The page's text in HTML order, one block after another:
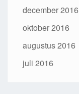
december 2016
oktober 2016
augustus 2016
juli 2016